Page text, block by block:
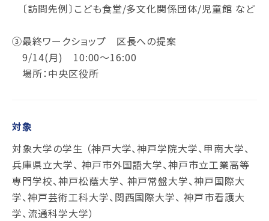
〔訪問先例〕こども食堂/多文化関係団体/児童館 など
③最終ワークショップ 区長への提案
9/14(月) 10:00～16:00
場所：中央区役所
対象
対象大学の学生 （神戸大学、神戸学院大学、甲南大学、
兵庫県立大学、 神戸市外国語大学、神戸市立工業高等
専門学校、神戸松蔭大学、 神戸常盤大学、神戸国際大
学、神戸芸術工科大学、関西国際大学、 神戸市看護大
学、流通科学大学）